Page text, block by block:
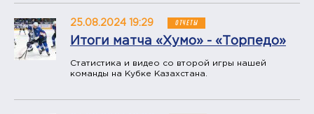
25.08.2024 19:29 ОТЧЕТЫ
Итоги матча «Хумо» - «Торпедо»
Статистика и видео со второй игры нашей
команды на Кубке Казахстана.